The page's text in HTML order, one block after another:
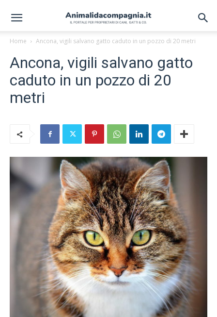
Home Ancona, vigili salvano gatto caduto in un pozzo di 20 metri
Ancona, vigili salvano gatto
caduto in un pozzo di 20
metri